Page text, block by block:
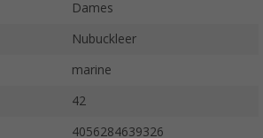
Dames
Nubuckleer
marine
42
4056284639326